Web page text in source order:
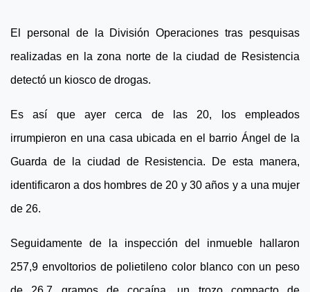
El personal de la División Operaciones tras pesquisas
realizadas en la zona norte de la ciudad de Resistencia
detectó un kiosco de drogas.
Es así que ayer cerca de las 20, los empleados
irrumpieron en una casa ubicada en el barrio Ángel de la
Guarda de la ciudad de Resistencia. De esta manera,
identificaron a dos hombres de 20 y 30 años y a una mujer
de 26.
Seguidamente de la inspección del inmueble hallaron
257,9 envoltorios de polietileno color blanco con un peso